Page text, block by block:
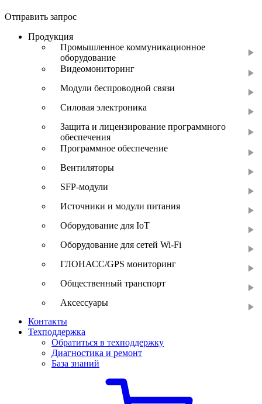
Отправить запрос
Продукция
Промышленное коммуникационное
оборудование
Видеомониторинг
Модули беспроводной связи
Силовая электроника
Защита и лицензирование программного
обеспечения
Программное обеспечение
Вентиляторы
SFP-модули
Источники и модули питания
Оборудование для IoT
Оборудование для сетей Wi-Fi
ГЛОНАСС/GPS мониторинг
Общественный транспорт
Аксессуары
Контакты
Техподдержка
Обратиться в техподдержку
Диагностика и ремонт
База знаний